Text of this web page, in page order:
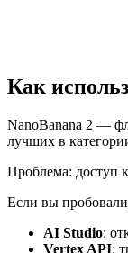
Как
NanoBanana 2 —
лучших в
Проблема: доступ
Если вы
AI Studio:
Vertex API: